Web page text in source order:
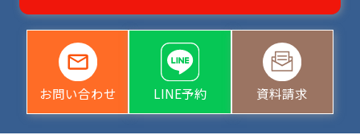
お問い合わせ LINE予約 資料請求